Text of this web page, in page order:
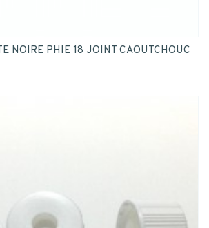
NOIRE PHIE 18 JOINT CAOUTCHOUC